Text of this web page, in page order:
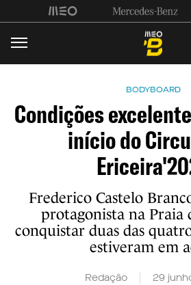
BODYBOARD
Condições
início do
Frederico Castelo
protagonista na Praia
conquistar duas das
estiveram em
Redação 29